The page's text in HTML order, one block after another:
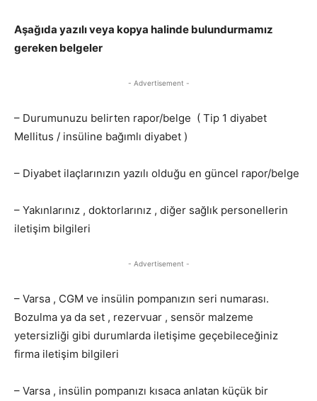
Aşağıda yazılı veya kopya halinde bulundurmamız
gereken belgeler
- Advertisement -
– Durumunuzu belirten rapor/belge ( Tip 1 diyabet
Mellitus / insüline bağımlı diyabet )
– Diyabet ilaçlarınızın yazılı olduğu en güncel rapor/belge
– Yakınlarınız , doktorlarınız , diğer sağlık personellerin
iletişim bilgileri
- Advertisement -
– Varsa , CGM ve insülin pompanızın seri numarası.
Bozulma ya da set , rezervuar , sensör malzeme
yetersizliği gibi durumlarda iletişime geçebileceğiniz
firma iletişim bilgileri
– Varsa , insülin pompanızı kısaca anlatan küçük bir